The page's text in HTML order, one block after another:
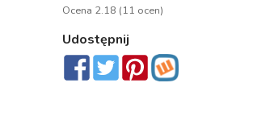
Ocena 2.18 (11 ocen)
Udostępnij